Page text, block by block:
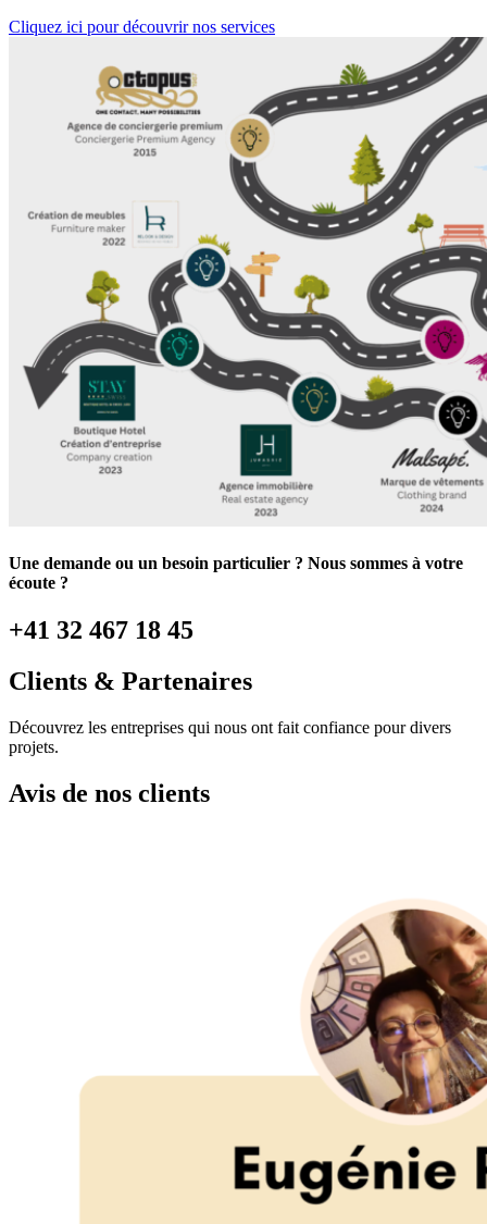
Cliquez ici pour découvrir nos services
Une demande ou un besoin particulier ? Nous sommes à votre
écoute ?
+41 32 467 18 45
Clients & Partenaires
Découvrez les entreprises qui nous ont fait confiance pour divers
projets.
Avis de nos clients